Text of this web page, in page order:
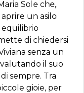
Sole che,
un asilo
di chiedersi
senza un
il suo
sempre. Tra
gioie, per